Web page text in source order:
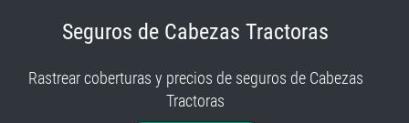
Rastrear coberturas y precios de seguros de Cabezas
Tractoras
RASTREAR